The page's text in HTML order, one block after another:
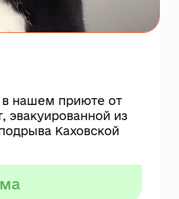
в нашем приюте от
из
Каховской